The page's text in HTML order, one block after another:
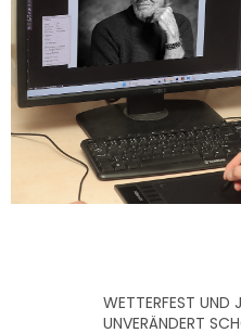
WETTERFEST UND
UNVERÄNDERT